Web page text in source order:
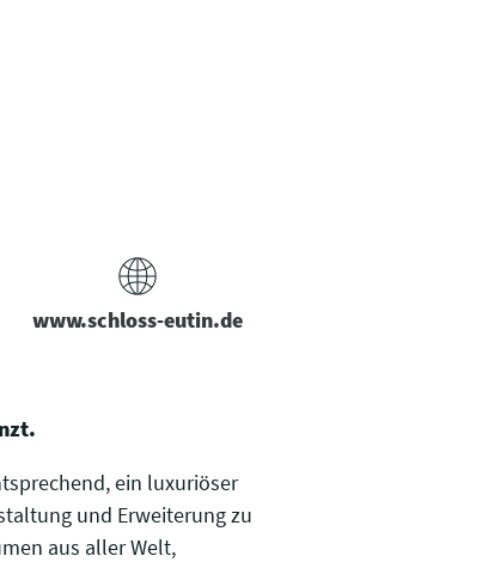
www.schloss-eutin.de
ein luxuriöser
und Erweiterung zu
aus aller Welt,